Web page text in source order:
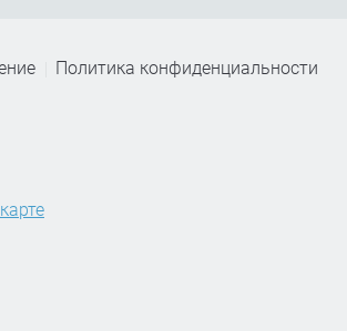
Политика конфиденциальности